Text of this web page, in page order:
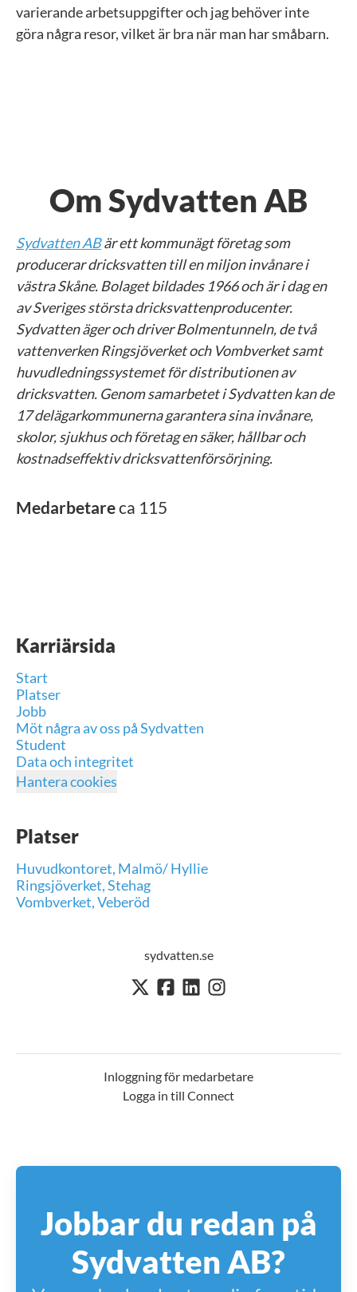
varierande arbetsuppgifter och jag behöver inte
göra några resor, vilket är bra när man har småbarn.
Om Sydvatten AB
Sydvatten ABär ett kommunägt företag som
producerar dricksvatten till en miljon invånare i
västra Skåne. Bolaget bildades 1966 och är i dag en
av Sveriges största dricksvattenproducenter.
Sydvatten äger och driver Bolmentunneln, de två
vattenverken Ringsjöverket och Vombverket samt
huvudledningssystemet för distributionen av
dricksvatten. Genom samarbetet i Sydvatten kan de
17 delägarkommunerna garantera sina invånare,
skolor, sjukhus och företag en säker, hållbar och
kostnadseffektiv dricksvattenförsörjning.
Medarbetareca 115
Karriärsida
Start
Platser
Jobb
Möt några av oss på Sydvatten
Student
Data och integritet
Hantera cookies
Platser
Huvudkontoret, Malmö/ Hyllie
Ringsjöverket, Stehag
Vombverket, Veberöd
sydvatten.se
Inloggning för medarbetare
Logga in till Connect
Jobbar du redan på
Sydvatten AB?